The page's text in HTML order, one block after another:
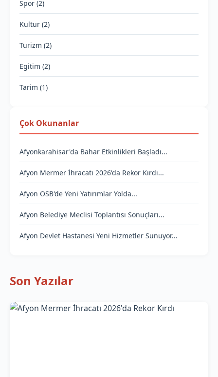
Spor (2)
Kultur (2)
Turizm (2)
Egitim (2)
Tarim (1)
Çok Okunanlar
Afyonkarahisar'da Bahar Etkinlikleri Başladı...
Afyon Mermer İhracatı 2026'da Rekor Kırdı...
Afyon OSB'de Yeni Yatırımlar Yolda...
Afyon Belediye Meclisi Toplantısı Sonuçları...
Afyon Devlet Hastanesi Yeni Hizmetler Sunuyor...
Son Yazılar